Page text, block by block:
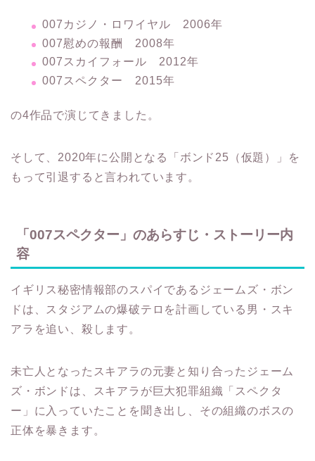
007カジノ・ロワイヤル 2006年
007慰めの報酬 2008年
007スカイフォール 2012年
007スペクター 2015年
の4作品で演じてきました。
そして、2020年に公開となる「ボンド25（仮題）」を
もって引退すると言われています。
「007スペクター」のあらすじ・ストーリー内
容
イギリス秘密情報部のスパイであるジェームズ・ボン
ドは、スタジアムの爆破テロを計画している男・スキ
アラを追い、殺します。
未亡人となったスキアラの元妻と知り合ったジェーム
ズ・ボンドは、スキアラが巨大犯罪組織「スペクタ
ー」に入っていたことを聞き出し、その組織のボスの
正体を暴きます。